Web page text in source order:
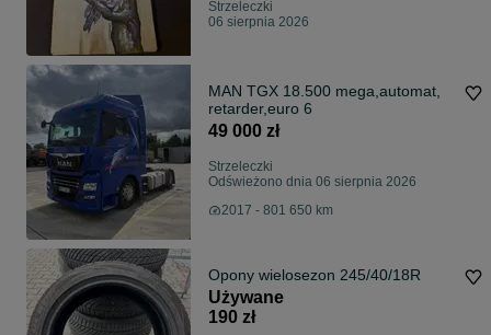
Strzeleczki
06 sierpnia 2026
MAN TGX 18.500 mega,automat,
retarder,euro 6
49 000 zł
Strzeleczki
Odświeżono dnia 06 sierpnia 2026
2017 - 801 650 km
Opony wielosezon 245/40/18R
Używane
190 zł